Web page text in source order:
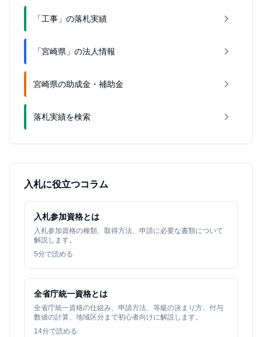
「工事」の落札実績
「宮崎県」の法人情報
宮崎県の助成金・補助金
落札実績を検索
入札に役立つコラム
入札参加資格とは
入札参加資格の種類、取得方法、申請に必要な書類について
解説します。
5分で読める
全省庁統一資格とは
全省庁統一資格の仕組み、申請方法、等級の決まり方、付与
数値の計算、地域区分まで初心者向けに解説します。
14分で読める